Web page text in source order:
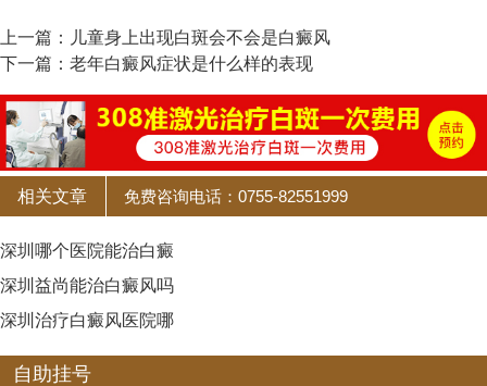
上一篇：
儿童身上出现白斑会不会是白癜风
下一篇： 老年白癜风症状是什么样的表现
相关文章 免费咨询电话：0755-82551999
深圳哪个医院能治白癜
深圳益尚能治白癜风吗
深圳治疗白癜风医院哪
自助挂号